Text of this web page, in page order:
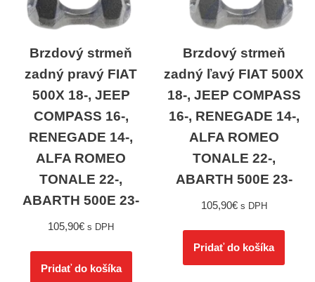
Brzdový strmeň
zadný pravý FIAT
500X 18-, JEEP
COMPASS 16-,
RENEGADE 14-,
ALFA ROMEO
TONALE 22-,
ABARTH 500E 23-
105,90€ s DPH
Pridať do košíka
Brzdový strmeň
zadný ľavý FIAT 500X
18-, JEEP COMPASS
16-, RENEGADE 14-,
ALFA ROMEO
TONALE 22-,
ABARTH 500E 23-
105,90€ s DPH
Pridať do košíka